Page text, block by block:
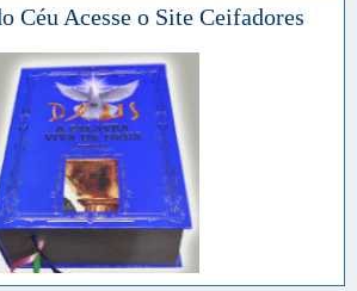
Céu Acesse o Site Ceifadores